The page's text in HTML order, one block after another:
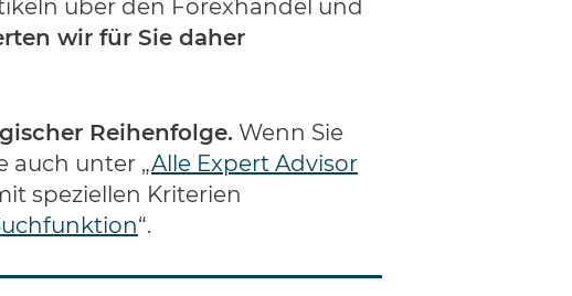
über den Forexhandel und
wir für Sie daher
Reihenfolge. Wenn Sie
auch unter „Alle Expert Advisor
speziellen Kriterien
“.